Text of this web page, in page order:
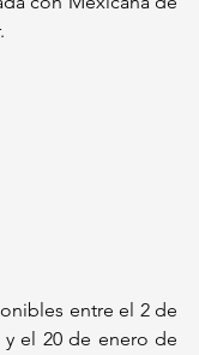
entre el 2 de
el 20 de enero de